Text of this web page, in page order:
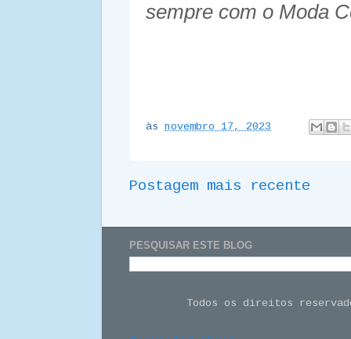
sempre com o Moda
às novembro 17, 2023
Postagem mais recente
PESQUISAR ESTE BLOG
Todos os direitos